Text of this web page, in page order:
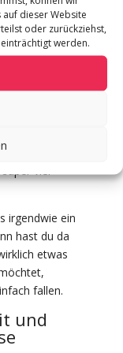
dieser Website
oder zurückziehst,
werden.
wenn ihr im
Setzt euch
mit
irgendwie ein
hast du da
etwas
fallen.
und